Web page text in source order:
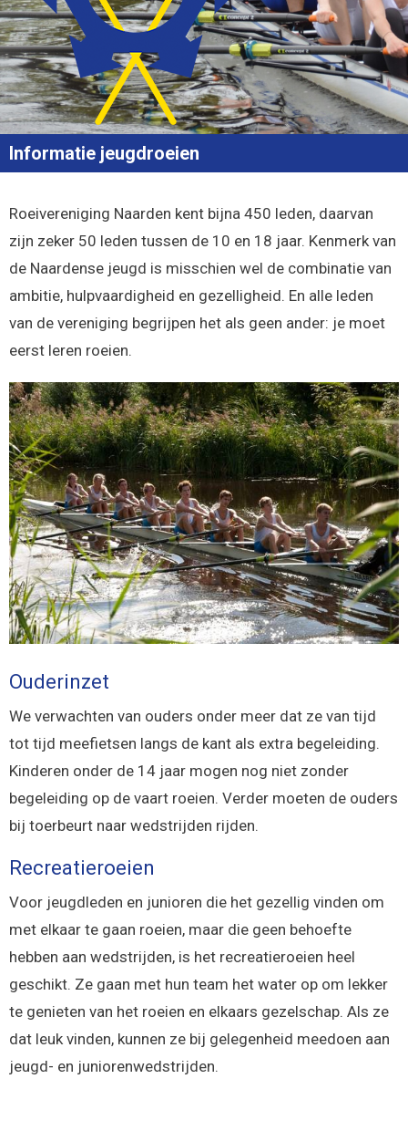
Informatie jeugdroeien
Roeivereniging Naarden kent bijna 450 leden, daarvan
zijn zeker 50 leden tussen de 10 en 18 jaar. Kenmerk van
de Naardense jeugd is misschien wel de combinatie van
ambitie, hulpvaardigheid en gezelligheid. En alle leden
van de vereniging begrijpen het als geen ander: je moet
eerst leren roeien.
Ouderinzet
We verwachten van ouders onder meer dat ze van tijd
tot tijd meefietsen langs de kant als extra begeleiding.
Kinderen onder de 14 jaar mogen nog niet zonder
begeleiding op de vaart roeien. Verder moeten de ouders
bij toerbeurt naar wedstrijden rijden.
Recreatieroeien
Voor jeugdleden en junioren die het gezellig vinden om
met elkaar te gaan roeien, maar die geen behoefte
hebben aan wedstrijden, is het recreatieroeien heel
geschikt. Ze gaan met hun team het water op om lekker
te genieten van het roeien en elkaars gezelschap. Als ze
dat leuk vinden, kunnen ze bij gelegenheid meedoen aan
jeugd- en juniorenwedstrijden.